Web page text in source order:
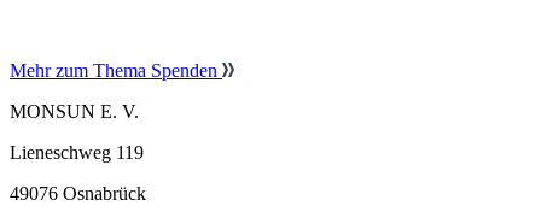
Mehr zum Thema Spenden
MONSUN E. V.
Lieneschweg 119
49076 Osnabrück